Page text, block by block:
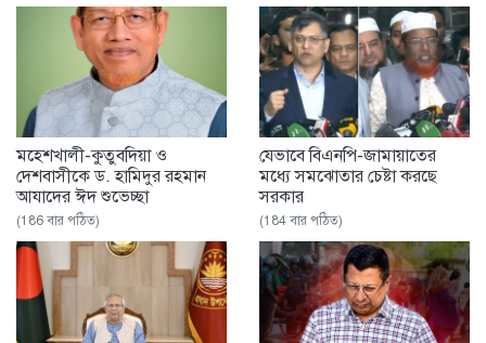
মহেশখালী-কুতুবদিয়া ও
দেশবাসীকে ড. হামিদুর রহমান
আযাদের ঈদ শুভেচ্ছা
(186 বার পঠিত)
যেভাবে বিএনপি-জামায়াতের
মধ্যে সমঝোতার চেষ্টা করছে
সরকার
(184 বার পঠিত)